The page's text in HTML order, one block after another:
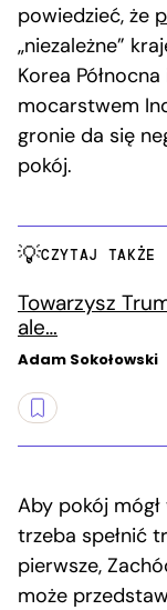
powiedzieć, że
„niezależne”
Korea
mocarstwem
gronie da się
pokój.
CZYTAJ TAKŻE
Towarzysz
ale…
Adam Sokołowski
Aby pokój
trzeba spełnić
pierwsze,
może